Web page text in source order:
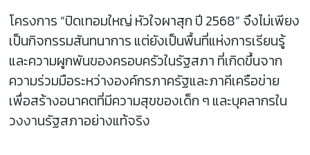
โครงการ “ปิดเทอมใหญ่ หัวใจผาสุก ปี 2568” จึงไม่เพียง
เป็นกิจกรรมสันทนาการ แต่ยังเป็นพื้นที่แห่งการเรียนรู้
และความผูกพันของครอบครัวในรัฐสภา ที่เกิดขึ้นจาก
ความร่วมมือระหว่างองค์กรภาครัฐและภาคีเครือข่าย
เพื่อสร้างอนาคตที่มีความสุขของเด็ก ๆ และบุคลากรใน
วงงานรัฐสภาอย่างแท้จริง